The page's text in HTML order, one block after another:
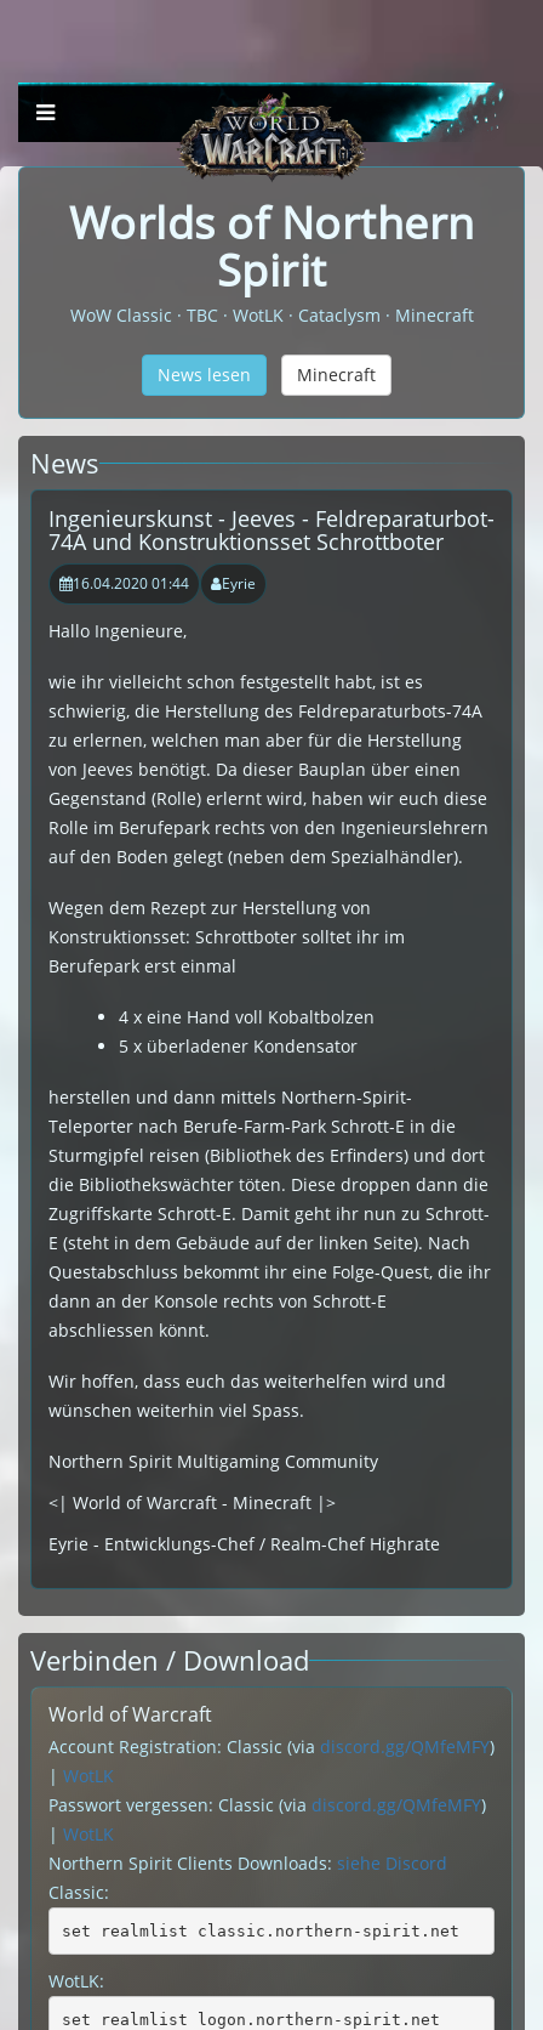
Worlds of Northern
Spirit
WoW Classic · TBC · WotLK · Cataclysm · Minecraft
News lesen Minecraft
News
Ingenieurskunst - Jeeves - Feldreparaturbot-
74A und Konstruktionsset Schrottboter
16.04.2020 01:44 Eyrie
Hallo Ingenieure,
wie ihr vielleicht schon festgestellt habt, ist es
schwierig, die Herstellung des Feldreparaturbots-74A
zu erlernen, welchen man aber für die Herstellung
von Jeeves benötigt. Da dieser Bauplan über einen
Gegenstand (Rolle) erlernt wird, haben wir euch diese
Rolle im Berufepark rechts von den Ingenieurslehrern
auf den Boden gelegt (neben dem Spezialhändler).
Wegen dem Rezept zur Herstellung von
Konstruktionsset: Schrottboter solltet ihr im
Berufepark erst einmal
4 x eine Hand voll Kobaltbolzen
5 x überladener Kondensator
herstellen und dann mittels Northern-Spirit-
Teleporter nach Berufe-Farm-Park Schrott-E in die
Sturmgipfel reisen (Bibliothek des Erfinders) und dort
die Bibliothekswächter töten. Diese droppen dann die
Zugriffskarte Schrott-E. Damit geht ihr nun zu Schrott-
E (steht in dem Gebäude auf der linken Seite). Nach
Questabschluss bekommt ihr eine Folge-Quest, die ihr
dann an der Konsole rechts von Schrott-E
abschliessen könnt.
Wir hoffen, dass euch das weiterhelfen wird und
wünschen weiterhin viel Spass.
Northern Spirit Multigaming Community
<| World of Warcraft - Minecraft |>
Eyrie - Entwicklungs-Chef / Realm-Chef Highrate
Verbinden / Download
World of Warcraft
Account Registration: Classic (via discord.gg/QMfeMFY)
| WotLK
Passwort vergessen: Classic (via discord.gg/QMfeMFY)
| WotLK
Northern Spirit Clients Downloads: siehe Discord
Classic:
set realmlist classic.northern-spirit.net
WotLK:
set realmlist logon.northern-spirit.net